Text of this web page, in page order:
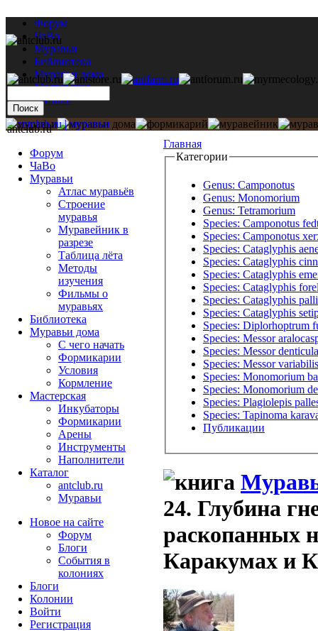
Форум
ЧаВо
Муравьи
Библиотека
Муравьи дома
Мастерская
Каталог
Главная
Категории
Genus: Camponotus
Genus: Monomorium
Genus: Tetramorium
Species: Camponotus
Species: Camponotus
Species: Cataglyphis
Species: Cataglyphis
Species: Cataglyphis
Species: Cataglyphis
Species: Cataglyphis
Species: Cataglyphis
Species: Diplorhoptrum
Species: Messor
Species: Messor
Species: Messor variabilis
Species: Monomorium
Species: Monomorium
Species: Plagiolepis
Species: Tapinoma
Публикации
24. Глубина
раскопанных
Каракумах и
antclub.ru
Форум
ЧаВо
Муравьи
Атлас муравьёв
Строение
муравья
Муравейник в
разрезе
Таблица лёта
Методы
изучения
Фильмы о
муравьях
Библиотека
Муравьи дома
С чего начать
Формикарии
Условия
Кормление
Мастерская
Инкубаторы
Формикарии
Арены
Инструменты
Наполнители
Каталог
antclub.ru
Муравьи
Новое на сайте
Форум
Блоги
События в
колониях
Блоги
Колонии
Войти
Peгиcтpaция